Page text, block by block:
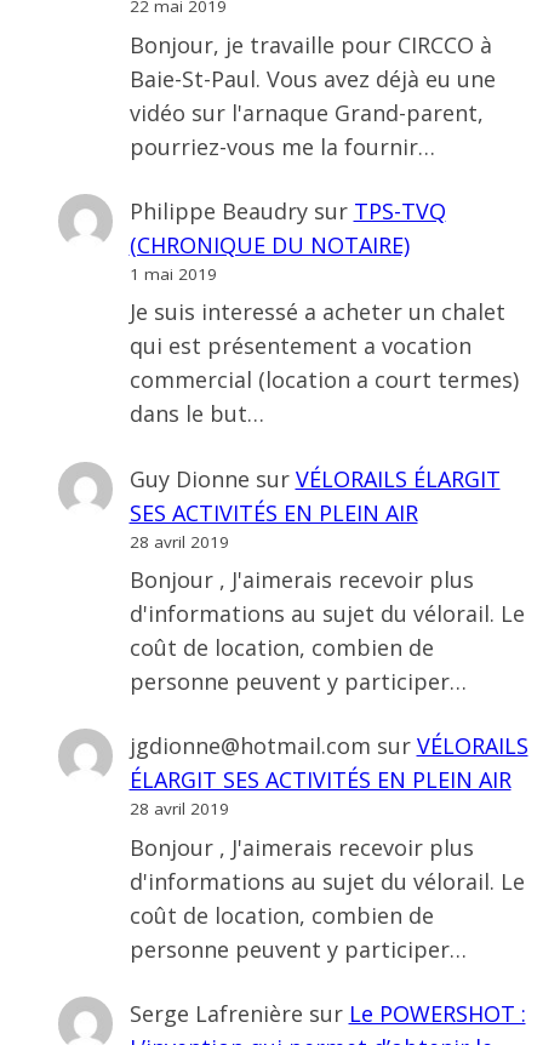
22 mai 2019
Bonjour, je travaille pour CIRCCO à
Baie-St-Paul. Vous avez déjà eu une
vidéo sur l'arnaque Grand-parent,
pourriez-vous me la fournir…
Philippe Beaudrysur TPS-TVQ
(CHRONIQUE DU NOTAIRE)
1 mai 2019
Je suis interessé a acheter un chalet
qui est présentement a vocation
commercial (location a court termes)
dans le but…
Guy Dionne sur VÉLORAILS ÉLARGIT
SES ACTIVITÉS EN PLEIN AIR
28 avril 2019
Bonjour , J'aimerais recevoir plus
d'informations au sujet du vélorail. Le
coût de location, combien de
personne peuvent y participer…
jgdionne@hotmail.com sur VÉLORAILS
ÉLARGIT SES ACTIVITÉS EN PLEIN AIR
28 avril 2019
Bonjour , J'aimerais recevoir plus
d'informations au sujet du vélorail. Le
coût de location, combien de
personne peuvent y participer…
Serge Lafrenière sur Le POWERSHOT :